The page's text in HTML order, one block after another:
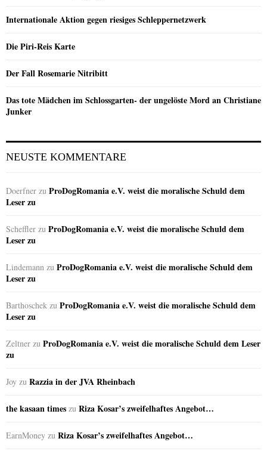
Internationale Aktion gegen riesiges Schleppernetzwerk
Die Piri-Reis Karte
Der Fall Rosemarie Nitribitt
Das tote Mädchen im Schlossgarten- der ungelöste Mord an Christiane
Junker
NEUSTE KOMMENTARE
Doerfner zu ProDogRomania e.V. weist die moralische Schuld dem
Leser zu
Scheffler zu ProDogRomania e.V. weist die moralische Schuld dem
Leser zu
Lindemann zu ProDogRomania e.V. weist die moralische Schuld dem
Leser zu
Barthoschek zu ProDogRomania e.V. weist die moralische Schuld dem
Leser zu
Zeltner zu ProDogRomania e.V. weist die moralische Schuld dem Leser
zu
Joy zu Razzia in der JVA Rheinbach
the kasaan times zu Riza Kosar’s zweifelhaftes Angebot…
EarnMoney zu Riza Kosar’s zweifelhaftes Angebot…